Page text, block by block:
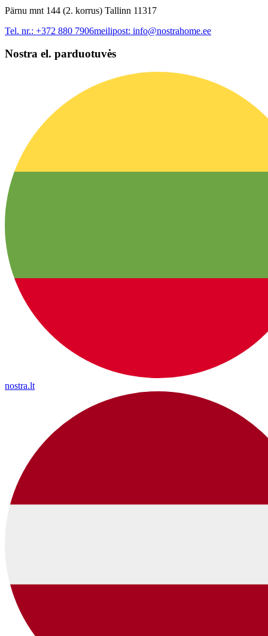
Pärnu mnt 144 (2. korrus) Tallinn 11317
Tel. nr.: +372 880 7906meilipost: info@nostrahome.ee
Nostra el. parduotuvės
nostra.lt